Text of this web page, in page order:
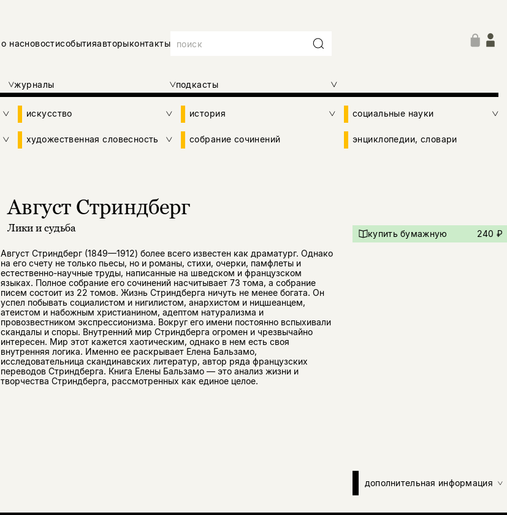
о насновостисобытияавторыконтакты
журналы подкасты
искусство история социальные науки
художественная словесность собрание сочинений энциклопедии, словари
Август Стриндберг
Лики и судьба
Август Стриндберг (1849—1912) более всего известен как драматург. Однако
на его счету не только пьесы, но и романы, стихи, очерки, памфлеты и
естественно-научные труды, написанные на шведском и французском
языках. Полное собрание его сочинений насчитывает 73 тома, а собрание
писем состоит из 22 томов. Жизнь Стриндберга ничуть не менее богата. Он
успел побывать социалистом и нигилистом, анархистом и ницшеанцем,
атеистом и набожным христианином, адептом натурализма и
провозвестником экспрессионизма. Вокруг его имени постоянно вспыхивали
скандалы и споры. Внутренний мир Стриндберга огромен и чрезвычайно
интересен. Мир этот кажется хаотическим, однако в нем есть своя
внутренняя логика. Именно ее раскрывает Елена Бальзамо,
исследовательница скандинавских литератур, автор ряда французских
переводов Стриндберга. Книга Елены Бальзамо — это анализ жизни и
творчества Стриндберга, рассмотренных как единое целое.
купить бумажную 240 ₽
дополнительная информация